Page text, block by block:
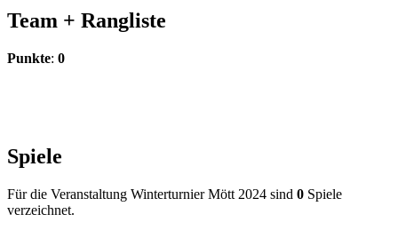
Team + Rangliste
Punkte: 0
Spiele
Für die Veranstaltung Winterturnier Mött 2024 sind 0 Spiele
verzeichnet.